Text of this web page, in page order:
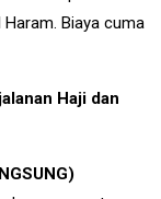
Biaya cuma
Haji dan